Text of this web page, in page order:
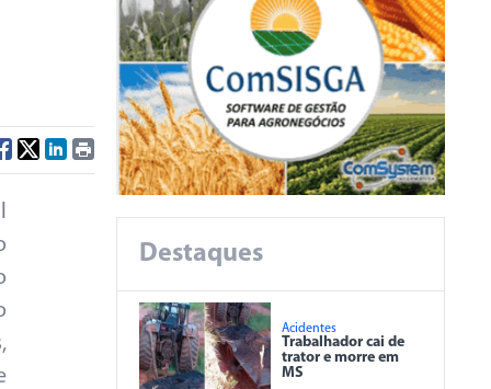
Destaques
Acidentes
Trabalhador cai de
trator e morre em
MS